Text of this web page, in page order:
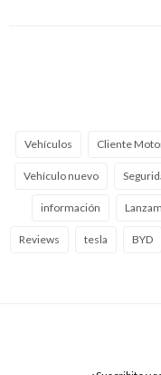
Vehículos Cliente
Vehículo nuevo
información
Reviews tesla BYD